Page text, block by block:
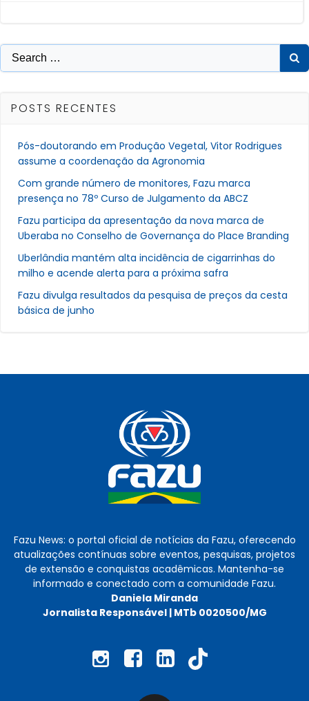
Post
Post
Search
for:
POSTS RECENTES
Pós-doutorando em Produção Vegetal, Vitor Rodrigues
assume a coordenação da Agronomia
Com grande número de monitores, Fazu marca
presença no 78º Curso de Julgamento da ABCZ
Fazu participa da apresentação da nova marca de
Uberaba no Conselho de Governança do Place Branding
Uberlândia mantém alta incidência de cigarrinhas do
milho e acende alerta para a próxima safra
Fazu divulga resultados da pesquisa de preços da cesta
básica de junho
Fazu News: o portal oficial de notícias da Fazu, oferecendo
atualizações contínuas sobre eventos, pesquisas, projetos
de extensão e conquistas acadêmicas. Mantenha-se
informado e conectado com a comunidade Fazu.
Daniela Miranda
Jornalista Responsável | MTb 0020500/MG